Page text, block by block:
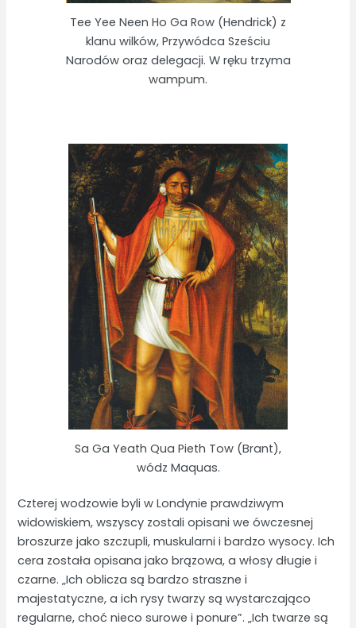
Tee Yee Neen Ho Ga Row (Hendrick) z
klanu wilków, Przywódca Sześciu
Narodów oraz delegacji. W ręku trzyma
wampum.
Sa Ga Yeath Qua Pieth Tow (Brant),
wódz Maquas.
Czterej wodzowie byli w Londynie prawdziwym
widowiskiem, wszyscy zostali opisani we ówczesnej
broszurze jako szczupli, muskularni i bardzo wysocy. Ich
cera została opisana jako brązowa, a włosy długie i
czarne. „Ich oblicza są bardzo straszne i
majestatyczne, a ich rysy twarzy są wystarczająco
regularne, choć nieco surowe i ponure”. „Ich twarze są